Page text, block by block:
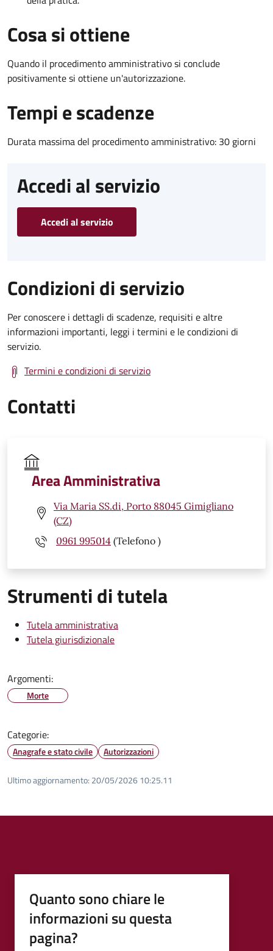
Cosa si ottiene
Quando il procedimento amministrativo si conclude
positivamente si ottiene un'autorizzazione.
Tempi e scadenze
Durata massima del procedimento amministrativo: 30 giorni
Accedi al servizio
Accedi al servizio
Condizioni di servizio
Per conoscere i dettagli di scadenze, requisiti e altre
informazioni importanti, leggi i termini e le condizioni di
servizio.
Termini e condizioni di servizio
Contatti
Area Amministrativa
Via Maria SS.di, Porto 88045 Gimigliano
(CZ)
0961 995014 (Telefono )
Strumenti di tutela
Tutela amministrativa
Tutela giurisdizionale
Argomenti:
Morte
Categorie:
Anagrafe e stato civile Autorizzazioni
Ultimo aggiornamento: 20/05/2026 10:25.11
Quanto sono chiare le
informazioni su questa
pagina?